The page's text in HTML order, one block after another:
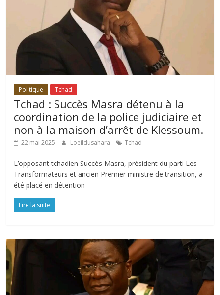
Politique Tchad
Tchad : Succès Masra détenu à la
coordination de la police judiciaire et
non à la maison d’arrêt de Klessoum.
22 mai 2025 Loeildusahara Tchad
L’opposant tchadien Succès Masra, président du parti Les
Transformateurs et ancien Premier ministre de transition, a
été placé en détention
Lire la suite